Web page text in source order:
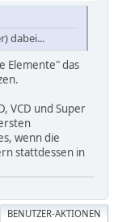
dabei...
Elemente" das
VCD und Super
wenn die
stattdessen in
BENUTZER-AKTIONEN